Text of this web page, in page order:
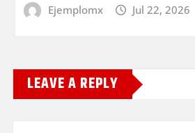
Ejemplomx Jul 22, 2026
LEAVE A REPLY